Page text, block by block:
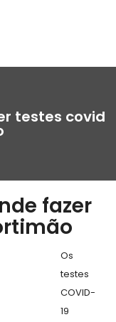
testes covid
fazer
Os
testes
COVID-
19